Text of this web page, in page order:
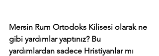
Mersin Rum Ortodoks Kilisesi olarak ne
gibi yardımlar yaptınız? Bu
yardımlardan sadece Hristiyanlar mı